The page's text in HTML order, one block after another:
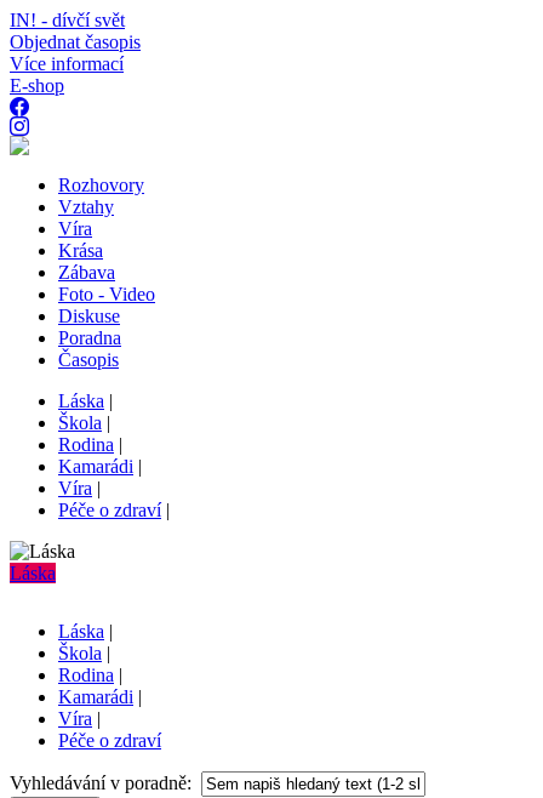
IN! - dívčí svět
Objednat časopis
Více informací
E-shop
Rozhovory
Vztahy
Víra
Krása
Zábava
Foto - Video
Diskuse
Poradna
Časopis
Láska |
Škola |
Rodina |
Kamarádi |
Víra |
Péče o zdraví|
Láska
Láska |
Škola |
Rodina |
Kamarádi |
Víra |
Péče o zdraví
Vyhledávání v poradně: